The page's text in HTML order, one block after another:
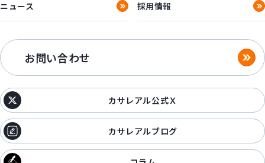
ニュース 採用情報
お問い合わせ
カサレアル公式Ｘ
カサレアルブログ